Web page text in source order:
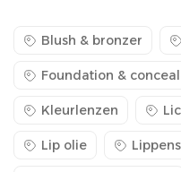
Blush & bronzer
Foundation &
Kleurlenzen
Lip olie